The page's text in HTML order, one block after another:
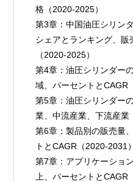
格（2020-2025）
第3章：中国油圧シリン
シェアとランキング、
（2020-2025）
第4章：油圧シリンダー
域、パーセントとCAGR
第5章：油圧シリンダー
業、中流産業、下流産業
第6章：製品別の販売量
トとCAGR（2020-2031）
第7章：アプリケーショ
上、パーセントとCAGR